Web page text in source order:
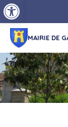
MAIRIE DE